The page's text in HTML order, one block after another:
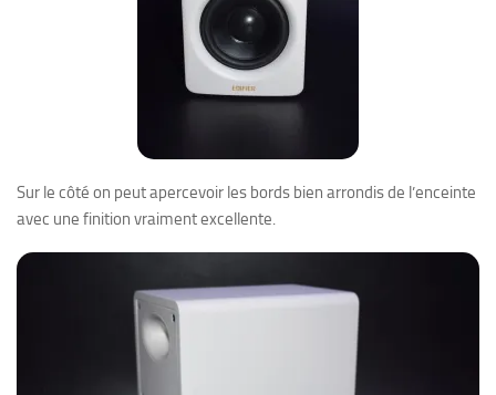
Sur le côté on peut apercevoir les bords bien arrondis de l’enceinte
avec une finition vraiment excellente.